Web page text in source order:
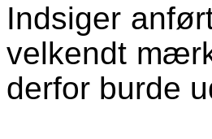
Indsiger
velkendt
derfor burde